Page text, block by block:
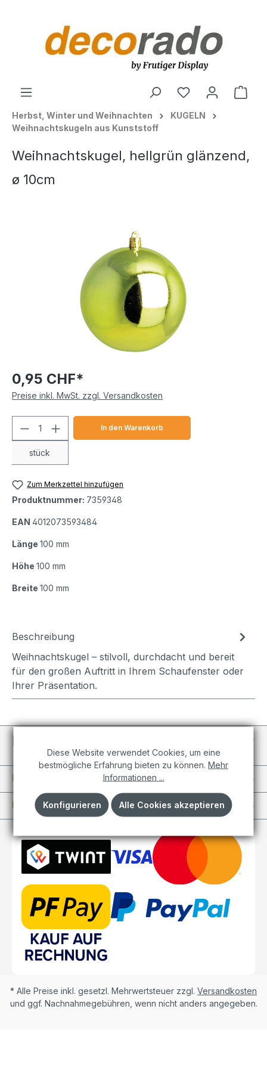
Herbst, Winter und Weihnachten
KUGELN
Weihnachtskugeln aus Kunststoff
Weihnachtskugel, hellgrün glänzend,
ø 10cm
0,95 CHF*
Preise inkl. MwSt. zzgl. Versandkosten
Produkt Anzahl: Gib den
stück
In den Warenkorb
Zum Merkzettel hinzufügen
Produktnummer: 7359348
EAN 4012073593484
Länge 100 mm
Höhe 100 mm
Breite 100 mm
Beschreibung
Weihnachtskugel – stilvoll, durchdacht und bereit
für den großen Auftritt in Ihrem Schaufenster oder
Ihrer Präsentation.
Individuelle Projekte
Informationen
Kundenkonto
* Alle Preise inkl. gesetzl. Mehrwertsteuer zzgl. Versandkosten
und ggf. Nachnahmegebühren, wenn nicht anders angegeben.
Diese Website verwendet Cookies, um eine
bestmögliche Erfahrung bieten zu können. Mehr
Informationen ...
Konfigurieren Alle Cookies akzeptieren